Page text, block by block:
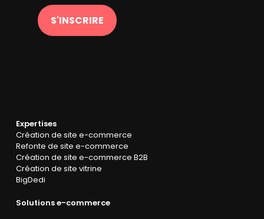
S'INSCRIRE
Expertises
Création de site e-commerce
Refonte de site e-commerce
Création de site e-commerce B2B
Création de site vitrine
BigDedi
Solutions e-commerce